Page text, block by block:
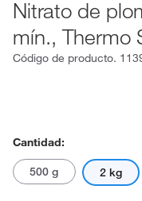
Nitrato de
mín., Thermo
Código de producto.
Cantidad:
500 g 2 kg